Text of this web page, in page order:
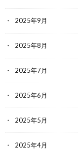
2025年9月
2025年8月
2025年7月
2025年6月
2025年5月
2025年4月